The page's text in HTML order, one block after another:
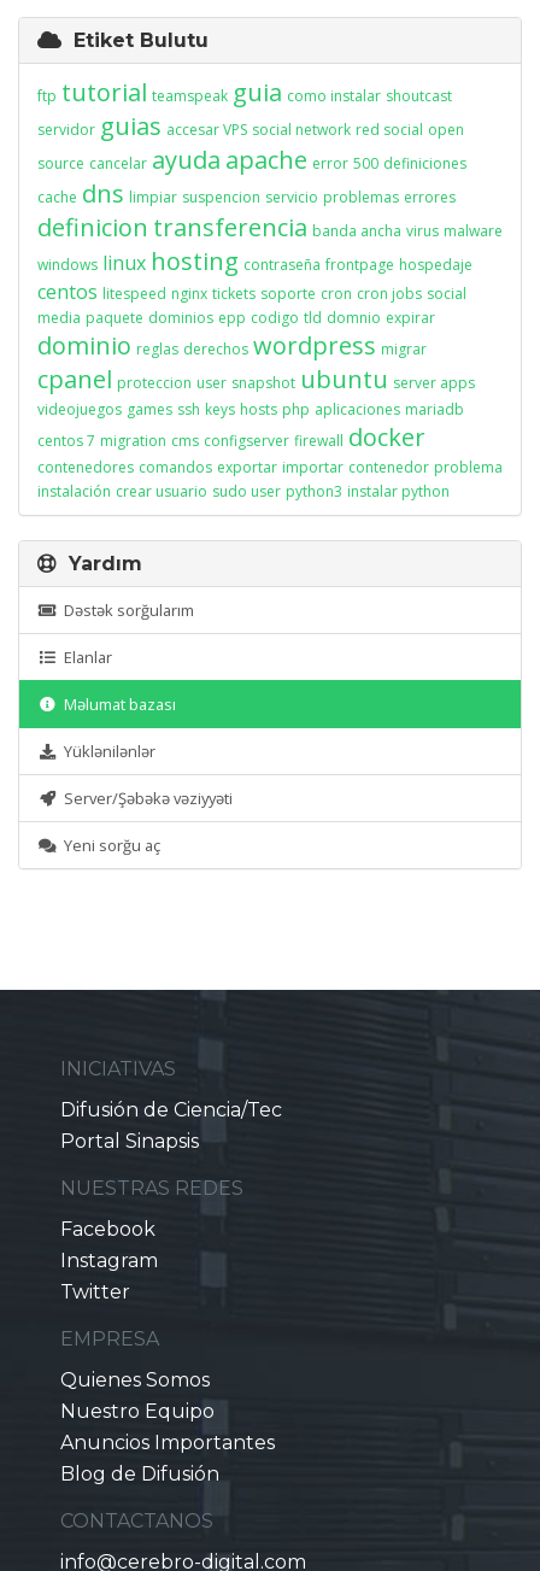
Etiket Bulutu
ftp tutorial teamspeak guia como instalar shoutcast
servidor guias accesar VPS social network red social open
source cancelar ayuda apache error 500 definiciones
cache dns limpiar suspencion servicio problemas errores
definicion transferencia banda ancha virus malware
windows linux hosting contraseña frontpage hospedaje
centos litespeed nginx tickets soporte cron cron jobs social
media paquete dominios epp codigo tld domnio expirar
dominio reglas derechos wordpress migrar
cpanel proteccion user snapshot ubuntu server apps
videojuegos games ssh keys hosts php aplicaciones mariadb
centos 7 migration cms configserver firewall docker
contenedores comandos exportar importar contenedor problema
instalación crear usuario sudo user python3 instalar python
Yardım
Dəstək sorğularım
Elanlar
Məlumat bazası
Yüklənilənlər
Server/Şəbəkə vəziyyəti
Yeni sorğu aç
INICIATIVAS
Difusión de Ciencia/Tec
Portal Sinapsis
NUESTRAS REDES
Facebook
Instagram
Twitter
EMPRESA
Quienes Somos
Nuestro Equipo
Anuncios Importantes
Blog de Difusión
CONTACTANOS
info@cerebro-digital.com